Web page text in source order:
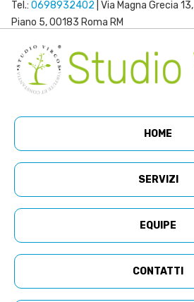
Tel.: 0698932402 | Via Magna Grecia 13,
Piano 5, 00183 Roma RM
HOME
SERVIZI
EQUIPE
CONTATTI